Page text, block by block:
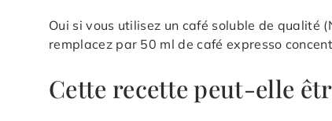
Oui si vous utilisez un café soluble de qualité
remplacez par 50 ml de café expresso
Cette recette peut-elle